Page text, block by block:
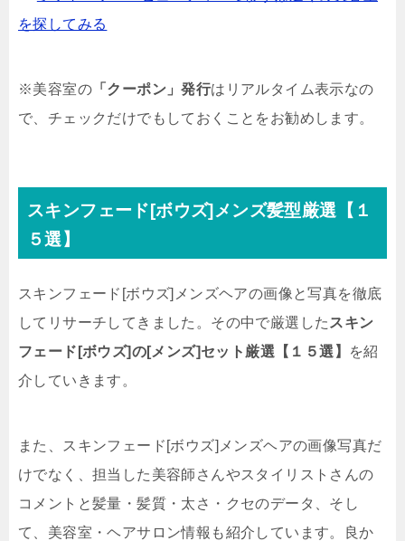
を探してみる
※美容室の 「クーポン」発行はリアルタイム表示なの
で、チェックだけでもしておくことをお勧めします。
スキンフェード[ボウズ]メンズ髪型厳選【１
５選】
スキンフェード[ボウズ]メンズヘアの画像と写真を徹底
してリサーチしてきました。その中で厳選した スキン
フェード[ボウズ]の[メンズ]セット厳選【１５選】
を紹
介していきます。
また、スキンフェード[ボウズ]メンズヘアの画像写真だ
けでなく、担当した美容師さんやスタイリストさんの
コメントと髪量・髪質・太さ・クセのデータ、そし
て、美容室・ヘアサロン情報も紹介しています。良か